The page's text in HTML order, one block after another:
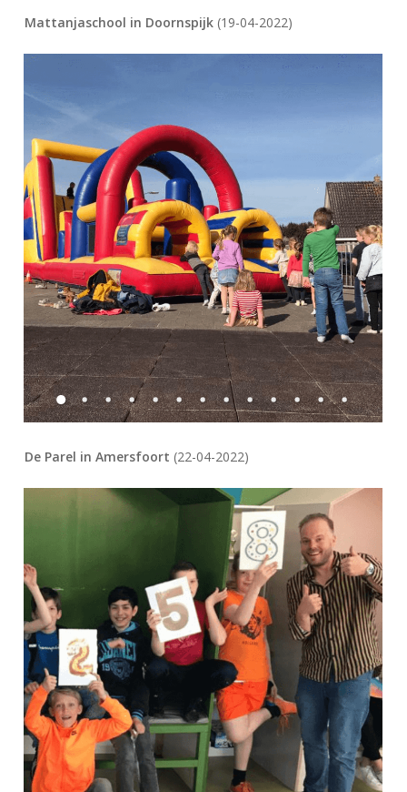
Mattanjaschool in Doornspijk(19-04-2022)
De Parel in Amersfoort (22-04-2022)